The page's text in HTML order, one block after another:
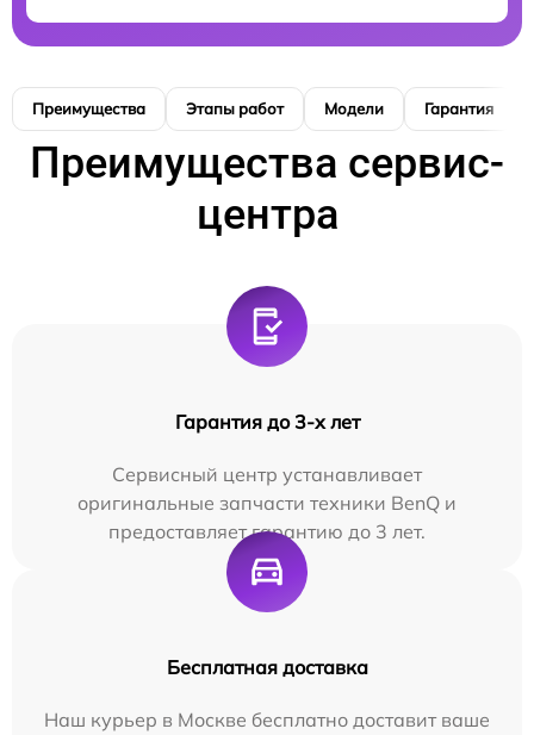
Преимущества Этапы работ Модели Гарантия
Преимущества сервис-
центра
Гарантия до 3-х лет
Сервисный центр устанавливает
оригинальные запчасти техники BenQ и
предоставляет гарантию до 3 лет.
Бесплатная доставка
Наш курьер в Москве бесплатно доставит ваше